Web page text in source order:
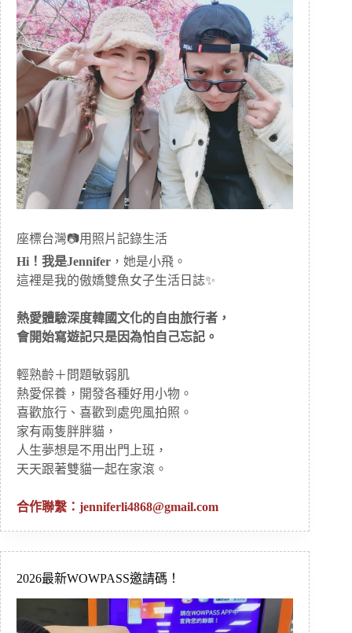
座標台灣📷用照片記錄生活
Hi！我是Jennifer ，她是小飛。
這裡是我的傲嬌雙魚女子生活日誌✨
熱愛體驗深度韓國文化的自由旅行者，
會開始寫遊記只是因為怕自己忘記。
輕熟齡＋問題敏弱肌
熱愛保養，開發各種好用小物。
喜歡旅行、喜歡到處兜風拍照。
家有兩隻胖胖貓，
人生夢想是不用出門上班，
天天跟著雙貓一起在家滾。
合作聯繫： jenniferli4868@gmail.com
2026最新WOWPASS邀請碼！